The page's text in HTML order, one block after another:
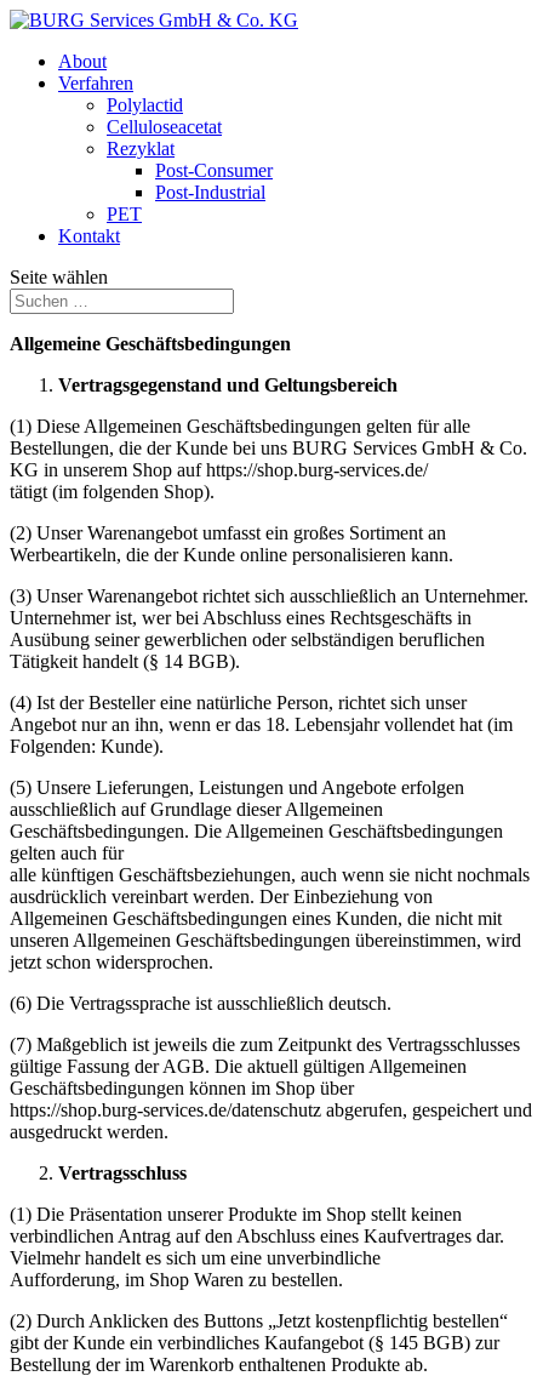
About
Verfahren
Polylactid
Celluloseacetat
Rezyklat
Post-Consumer
Post-Industrial
PET
Kontakt
Seite wählen
Allgemeine Geschäftsbedingungen
Vertragsgegenstand und Geltungsbereich
(1) Diese Allgemeinen Geschäftsbedingungen gelten für alle
Bestellungen, die der Kunde bei uns BURG Services GmbH & Co.
KG in unserem Shop auf https://shop.burg-services.de/
tätigt (im folgenden Shop).
(2) Unser Warenangebot umfasst ein großes Sortiment an
Werbeartikeln, die der Kunde online personalisieren kann.
(3) Unser Warenangebot richtet sich ausschließlich an Unternehmer.
Unternehmer ist, wer bei Abschluss eines Rechtsgeschäfts in
Ausübung seiner gewerblichen oder selbständigen beruflichen
Tätigkeit handelt (§ 14 BGB).
(4) Ist der Besteller eine natürliche Person, richtet sich unser
Angebot nur an ihn, wenn er das 18. Lebensjahr vollendet hat (im
Folgenden: Kunde).
(5) Unsere Lieferungen, Leistungen und Angebote erfolgen
ausschließlich auf Grundlage dieser Allgemeinen
Geschäftsbedingungen. Die Allgemeinen Geschäftsbedingungen
gelten auch für
alle künftigen Geschäftsbeziehungen, auch wenn sie nicht nochmals
ausdrücklich vereinbart werden. Der Einbeziehung von
Allgemeinen Geschäftsbedingungen eines Kunden, die nicht mit
unseren Allgemeinen Geschäftsbedingungen übereinstimmen, wird
jetzt schon widersprochen.
(6) Die Vertragssprache ist ausschließlich deutsch.
(7) Maßgeblich ist jeweils die zum Zeitpunkt des Vertragsschlusses
gültige Fassung der AGB. Die aktuell gültigen Allgemeinen
Geschäftsbedingungen können im Shop über
https://shop.burg-services.de/datenschutz abgerufen, gespeichert und
ausgedruckt werden.
Vertragsschluss
(1) Die Präsentation unserer Produkte im Shop stellt keinen
verbindlichen Antrag auf den Abschluss eines Kaufvertrages dar.
Vielmehr handelt es sich um eine unverbindliche
Aufforderung, im Shop Waren zu bestellen.
(2) Durch Anklicken des Buttons „Jetzt kostenpflichtig bestellen“
gibt der Kunde ein verbindliches Kaufangebot (§ 145 BGB) zur
Bestellung der im Warenkorb enthaltenen Produkte ab.